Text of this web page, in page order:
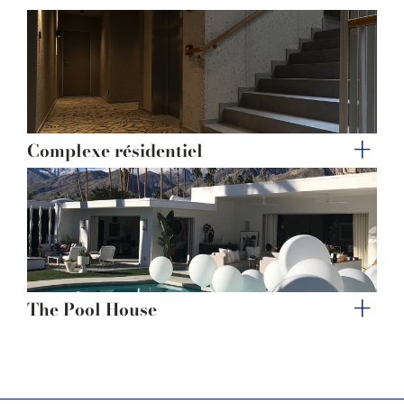
Complexe résidentiel
The Pool House